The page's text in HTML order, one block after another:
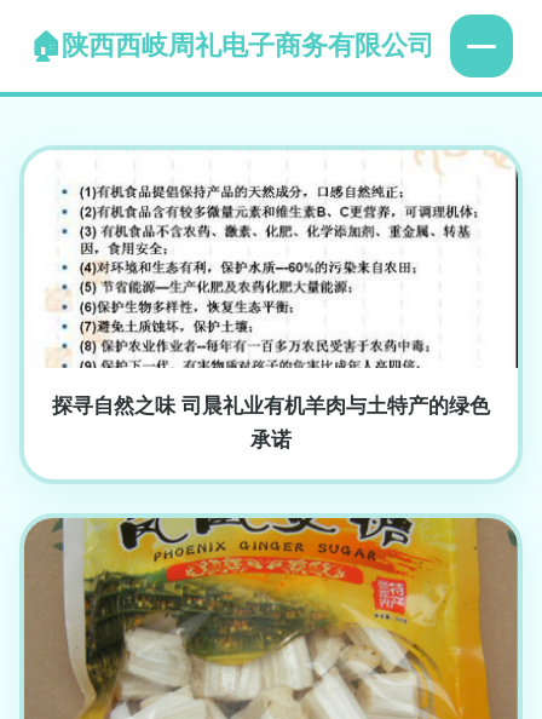
陕西西岐周礼电子商务有限公司
探寻自然之味 司晨礼业有机羊肉与土特产的绿色
承诺